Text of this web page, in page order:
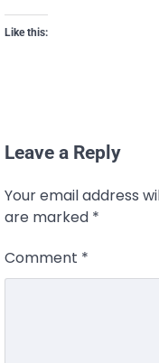
Like this:
Leave a Reply
Your email address
are marked *
Comment *